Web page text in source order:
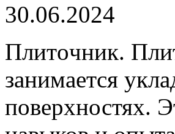
30.06.2024
Плитoчник.
занимается
поверхностях.